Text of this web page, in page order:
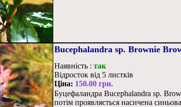
Bucephalandra sp. Brownie
Наявність :так
Відросток від 5 листків
Ціна: 150.00 грн.
Буцефаландра Bucephalandra sp.
потім проявляється насичена